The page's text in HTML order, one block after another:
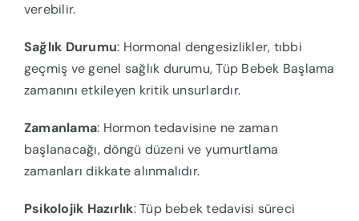
verebilir.
Sağlık Durumu: Hormonal dengesizlikler, tıbbi
geçmiş ve genel sağlık durumu, Tüp Bebek Başlama
zamanını etkileyen kritik unsurlardır.
Zamanlama: Hormon tedavisine ne zaman
başlanacağı, döngü düzeni ve yumurtlama
zamanları dikkate alınmalıdır.
Psikolojik Hazırlık: Tüp bebek tedavisi süreci